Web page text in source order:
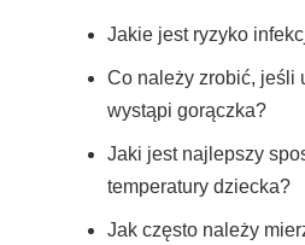
Jakie jest ryzyko
Co należy zrobić, jeśli
wystąpi gorączka?
Jaki jest najlepszy
temperatury dziecka?
Jak często należy